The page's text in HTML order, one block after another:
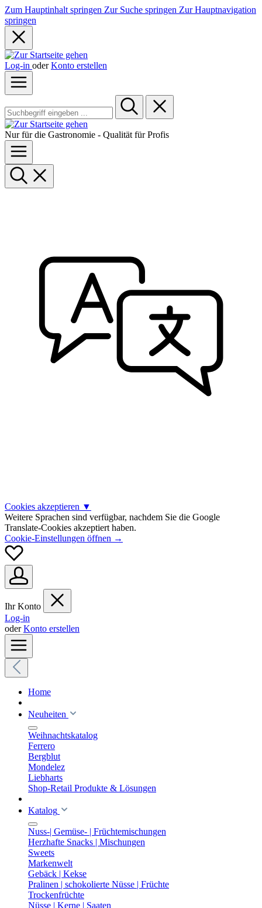
Zum Hauptinhalt springen Zur Suche springen Zur Hauptnavigation
springen
Log-in oder Konto erstellen
Nur für die Gastronomie - Qualität für Profis
Cookies akzeptieren ▼
Weitere Sprachen sind verfügbar, nachdem Sie die Google
Translate-Cookies akzeptiert haben.
Cookie-Einstellungen öffnen →
Ihr Konto
Log-in
oderKonto erstellen
Home
Neuheiten
Weihnachtskatalog
Ferrero
Bergblut
Mondelez
Liebharts
Shop-Retail Produkte & Lösungen
Katalog
Nuss-| Gemüse- | Früchtemischungen
Herzhafte Snacks | Mischungen
Sweets
Markenwelt
Gebäck | Kekse
Pralinen | schokolierte Nüsse | Früchte
Trockenfrüchte
Nüsse | Kerne | Saaten